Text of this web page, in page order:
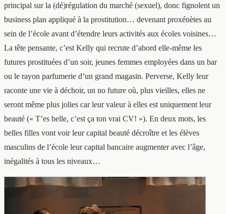
principal sur la (dé)régulation du marché (sexuel), donc fignolent un
business plan appliqué à la prostitution… devenant proxénètes au
sein de l’école avant d’étendre leurs activités aux écoles voisines…
La tête pensante, c’est Kelly qui recrute d’abord elle-même les
futures prostituées d’un soir, jeunes femmes employées dans un bar
ou le rayon parfumerie d’un grand magasin. Perverse, Kelly leur
raconte une vie à déchoir, un no future où, plus vieilles, elles ne
seront même plus jolies car leur valeur à elles est uniquement leur
beauté (« T’es belle, c’est ça ton vrai CV! »). En deux mots, les
belles filles vont voir leur capital beauté décroître et les élèves
masculins de l’école leur capital bancaire augmenter avec l’âge,
inégalités à tous les niveaux…